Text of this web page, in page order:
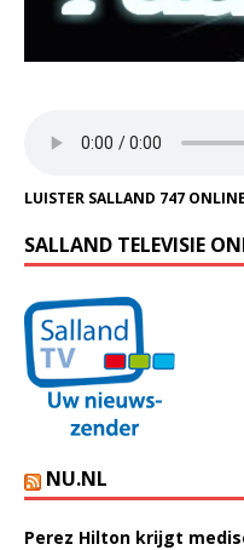
LUISTER SALLAND 747 ONLINE
SALLAND TELEVISIE
NU.NL
Perez Hilton krijgt